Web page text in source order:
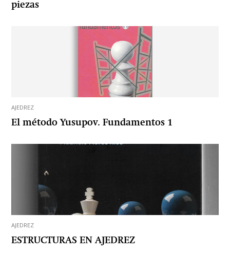
piezas
AJEDREZ
El método Yusupov. Fundamentos 1
AJEDREZ
ESTRUCTURAS EN AJEDREZ